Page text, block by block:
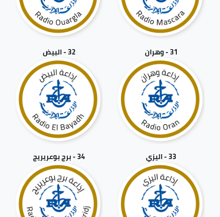
31 - وهران 32 - البيض
33 - اليزي 34 - برج بوعريريج